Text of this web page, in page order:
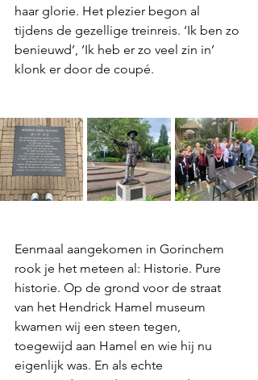
haar glorie. Het plezier begon al
tijdens de gezellige treinreis. ‘Ik ben zo
benieuwd’, ‘Ik heb er zo veel zin in’
klonk er door de coupé.
Eenmaal aangekomen in Gorinchem
rook je het meteen al: Historie. Pure
historie. Op de grond voor de straat
van het Hendrick Hamel museum
kwamen wij een steen tegen,
toegewijd aan Hamel en wie hij nu
eigenlijk was. En als echte